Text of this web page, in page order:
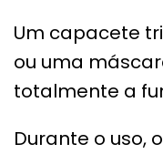
Um capacete
ou uma
totalmente a
Durante o uso,